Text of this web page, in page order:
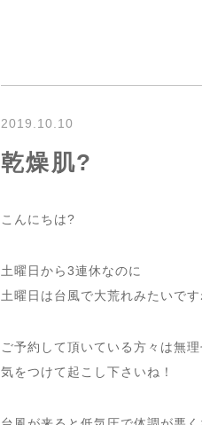
2019.10.10
乾燥肌?
こんにちは?
土曜日から3連休なのに
土曜日は台風で大荒れみたいで
ご予約して頂いている方々は無
気をつけて起こし下さいね！